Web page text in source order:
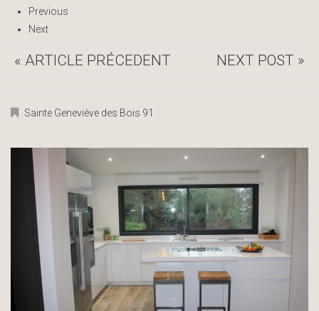
Previous
Next
« ARTICLE PRÉCEDENT NEXT POST »
Sainte Geneviève des Bois 91